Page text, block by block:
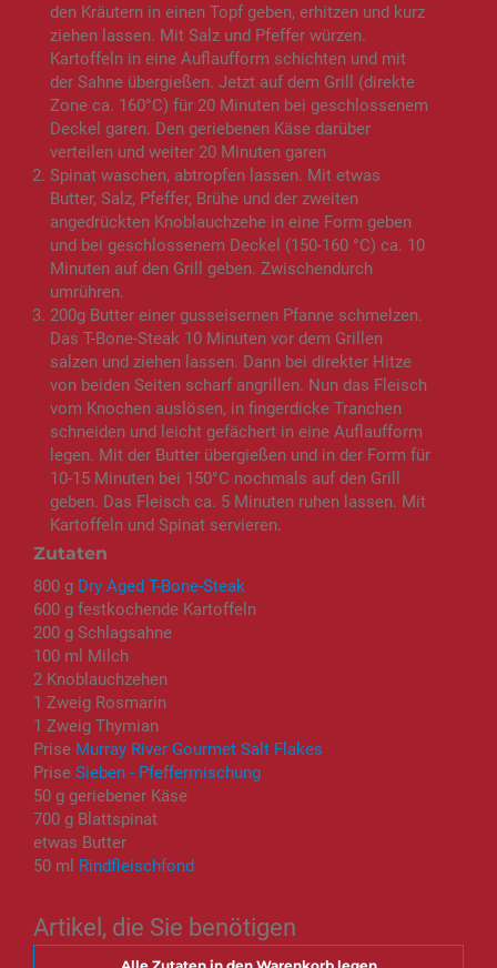
Zutaten
800 g Dry Aged T-Bone-Steak
600 g festkochende Kartoffeln
200 g Schlagsahne
100 ml Milch
2 Knoblauchzehen
1 Zweig Rosmarin
1 Zweig Thymian
Prise Murray River Gourmet Salt Flakes
Prise Sieben - Pfeffermischung
50 g geriebener Käse
700 g Blattspinat
etwas Butter
50 ml Rindfleischfond
den Kräutern in einen Topf geben, erhitzen und kurz
ziehen lassen. Mit Salz und Pfeffer würzen.
Kartoffeln in eine Auflaufform schichten und mit
der Sahne übergießen. Jetzt auf dem Grill (direkte
Zone ca. 160°C) für 20 Minuten bei geschlossenem
Deckel garen. Den geriebenen Käse darüber
verteilen und weiter 20 Minuten garen
Spinat waschen, abtropfen lassen. Mit etwas
Butter, Salz, Pfeffer, Brühe und der zweiten
angedrückten Knoblauchzehe in eine Form geben
und bei geschlossenem Deckel (150-160 °C) ca. 10
Minuten auf den Grill geben. Zwischendurch
umrühren.
200g Butter einer gusseisernen Pfanne schmelzen.
Das T-Bone-Steak 10 Minuten vor dem Grillen
salzen und ziehen lassen. Dann bei direkter Hitze
von beiden Seiten scharf angrillen. Nun das Fleisch
vom Knochen auslösen, in fingerdicke Tranchen
schneiden und leicht gefächert in eine Auflaufform
legen. Mit der Butter übergießen und in der Form für
10-15 Minuten bei 150°C nochmals auf den Grill
geben. Das Fleisch ca. 5 Minuten ruhen lassen. Mit
Kartoffeln und Spinat servieren.
Artikel, die Sie benötigen
Alle Zutaten in den Warenkorb legen